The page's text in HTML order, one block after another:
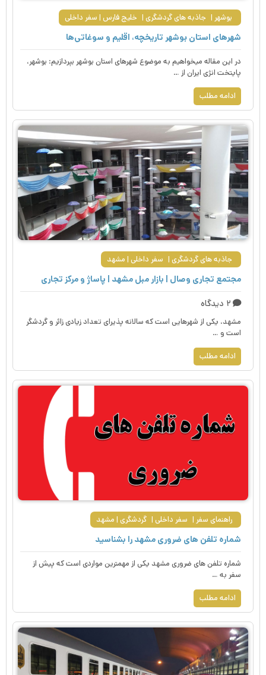
بوشهر جاذبه های گردشگری خلیج فارس سفر داخلی
شهرهای استان بوشهر تاریخچه، اقلیم و سوغاتی‌ها
در این مقاله میخواهیم به موضوع شهرهای استان بوشهر بپردازیم: بوشهر،
پایتخت انژی ایران از …
ادامه مطلب
جاذبه های گردشگری سفر داخلی مشهد
مجتمع تجاری وصال | بازار مبل مشهد | پاساژ و مرکز تجاری
۲ دیدگاه
مشهد، یکی از شهرهایی است که سالانه پذیرای تعداد زیادی زائر و گردشگر
است و …
ادامه مطلب
راهنمای سفر سفر داخلی گردشگری مشهد
شماره تلفن های ضروری مشهد را بشناسید
شماره تلفن های ضروری مشهد یکی از مهمترین مواردی است که پیش از
سفر به …
ادامه مطلب